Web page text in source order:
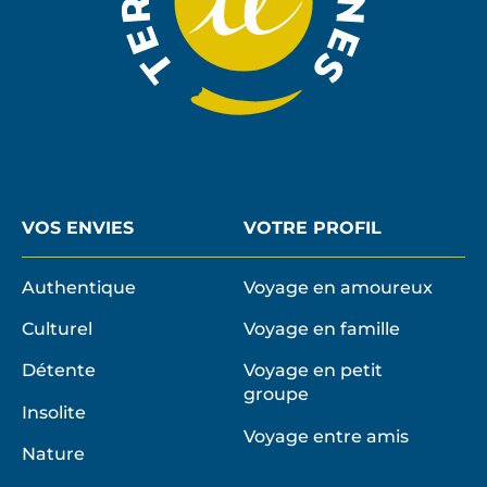
VOS ENVIES
Authentique
Culturel
Détente
Insolite
Nature
VOTRE PROFIL
Voyage en amoureux
Voyage en famille
Voyage en petit
groupe
Voyage entre amis